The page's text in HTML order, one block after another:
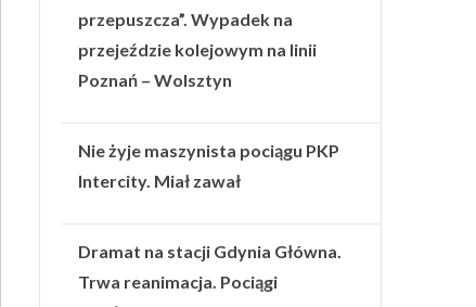
przepuszcza”. Wypadek na
przejeździe kolejowym na linii
Poznań – Wolsztyn
Nie żyje maszynista pociągu PKP
Intercity. Miał zawał
Dramat na stacji Gdynia Główna.
Trwa reanimacja. Pociągi